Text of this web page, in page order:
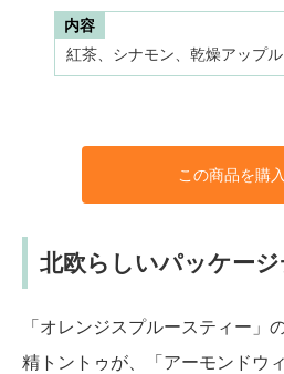
内容
紅茶、シナモン、乾燥アップ
この商品を購
北欧らしいパッケー
「オレンジスプルースティー」
精トントゥが、「アーモンドウ